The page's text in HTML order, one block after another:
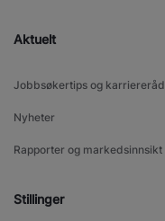
Aktuelt
Jobbsøkertips og karriereråd
Nyheter
Rapporter og markedsinnsikt
Stillinger